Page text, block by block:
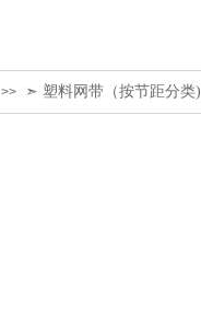
>> ➣ 塑料网带（按节距分类)